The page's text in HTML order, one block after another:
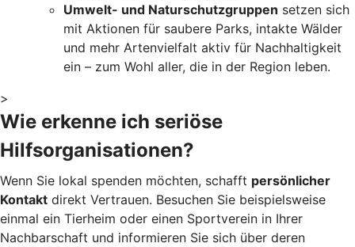
Umwelt- und Naturschutzgruppen setzen sich
mit Aktionen für saubere Parks, intakte Wälder
und mehr Artenvielfalt aktiv für Nachhaltigkeit
ein – zum Wohl aller, die in der Region leben.
>
Wie erkenne ich seriöse
Hilfsorganisationen?
Wenn Sie lokal spenden möchten, schafft persönlicher
Kontakt direkt Vertrauen. Besuchen Sie beispielsweise
einmal ein Tierheim oder einen Sportverein in Ihrer
Nachbarschaft und informieren Sie sich über deren